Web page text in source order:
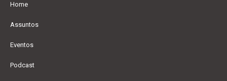
Home
Assuntos
Eventos
Podcast